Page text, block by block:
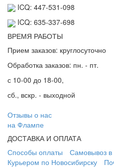
ICQ: 447-531-098
ICQ: 635-337-698
ВРЕМЯ РАБОТЫ
Прием заказов: круглосуточно
Обработка заказов: пн. - пт.
с 10-00 до 18-00,
сб., вскр. - выходной
Отзывы о нас
на Флампе
ДОСТАВКА И ОПЛАТА
Способы оплаты
Самовывоз в
Курьером по Новосибирску